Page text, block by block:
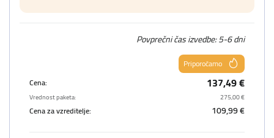
Povprečni čas izvedbe: 5-6 dni
Priporočamo
Cena:
137,49 €
Vrednost paketa: 275,00 €
Cena za vzreditelje: 109,99 €